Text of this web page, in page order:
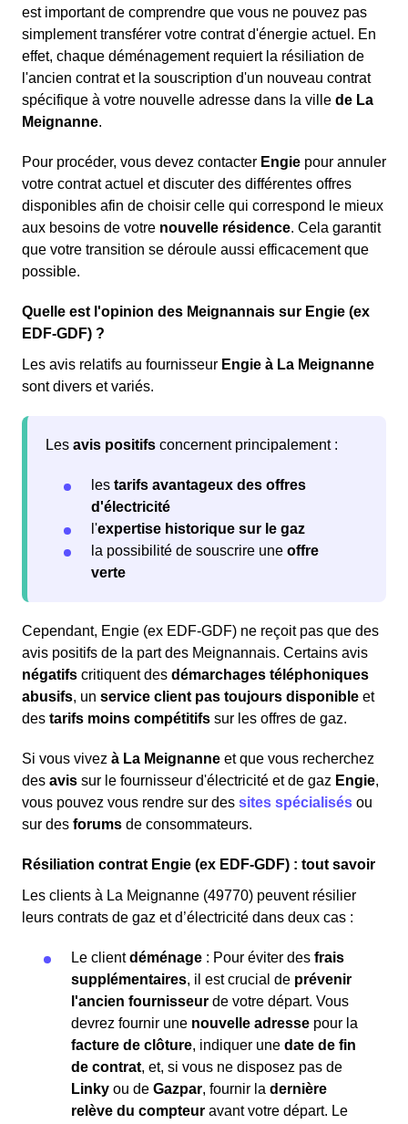
est important de comprendre que vous ne pouvez pas
simplement transférer votre contrat d'énergie actuel. En
effet, chaque déménagement requiert la résiliation de
l'ancien contrat et la souscription d'un nouveau contrat
spécifique à votre nouvelle adresse dans la ville de La
Meignanne.
Pour procéder, vous devez contacter Engie pour annuler
votre contrat actuel et discuter des différentes offres
disponibles afin de choisir celle qui correspond le mieux
aux besoins de votre nouvelle résidence. Cela garantit
que votre transition se déroule aussi efficacement que
possible.
Quelle est l'opinion des Meignannais sur Engie (ex
EDF-GDF) ?
Les avis relatifs au fournisseur Engie à La Meignanne
sont divers et variés.
Les avis positifs concernent principalement :
les tarifs avantageux des offres
d'électricité
l'expertise historique sur le gaz
la possibilité de souscrire une offre
verte
Cependant, Engie (ex EDF-GDF) ne reçoit pas que des
avis positifs de la part des Meignannais. Certains avis
négatifs critiquent des démarchages téléphoniques
abusifs, un service client pas toujours disponible et
des tarifs moins compétitifs sur les offres de gaz.
Si vous vivez à La Meignanne et que vous recherchez
des avis sur le fournisseur d'électricité et de gaz Engie,
vous pouvez vous rendre sur des sites spécialisés ou
sur des forums de consommateurs.
Résiliation contrat Engie (ex EDF-GDF) : tout savoir
Les clients à La Meignanne (49770) peuvent résilier
leurs contrats de gaz et d’électricité dans deux cas :
Le clientdéménage : Pour éviter des frais
supplémentaires, il est crucial de prévenir
l'ancien fournisseur de votre départ. Vous
devrez fournir une nouvelle adresse pour la
facture de clôture, indiquer une date de fin
de contrat, et, si vous ne disposez pas de
Linky ou de Gazpar, fournir la dernière
relève du compteur avant votre départ. Le